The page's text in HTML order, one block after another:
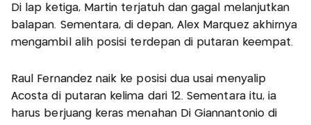
Di lap ketiga, Martin terjatuh dan gagal melanjutkan
balapan. Sementara, di depan, Alex Marquez akhirnya
mengambil alih posisi terdepan di putaran keempat.
Raul Fernandez naik ke posisi dua usai menyalip
Acosta di putaran kelima dari 12. Sementara itu, ia
harus berjuang keras menahan Di Giannantonio di